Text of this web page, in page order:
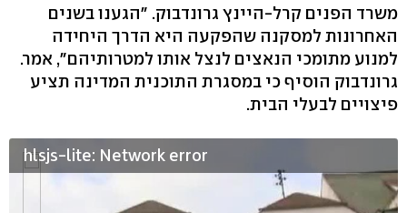
משרד הפנים קרל-היינץ גרונדבוק. "הגענו בשנים
האחרונות למסקנה שהפקעה היא הדרך היחידה
למנוע מתומכי הנאצים לנצל אותו למטרותיהם", אמר.
גרונדבוק הוסיף כי במסגרת התוכנית המדינה תציע
פיצויים לבעלי הבית.
hlsjs-lite: Network error